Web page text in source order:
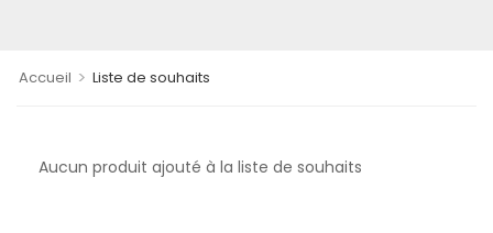
Accueil > Liste de souhaits
Aucun produit ajouté à la liste de souhaits